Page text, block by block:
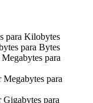
para Kilobytes
para Bytes
para
para
Gigabytes para